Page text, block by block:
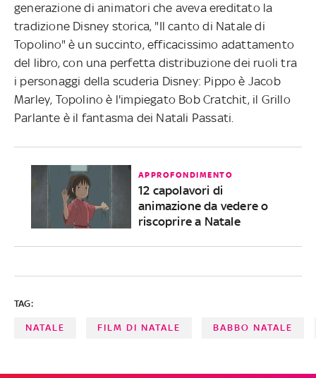
generazione di animatori che aveva ereditato la
tradizione Disney storica, "Il canto di Natale di
Topolino" è un succinto, efficacissimo adattamento
del libro, con una perfetta distribuzione dei ruoli tra
i personaggi della scuderia Disney: Pippo è Jacob
Marley, Topolino è l'impiegato Bob Cratchit, il Grillo
Parlante è il fantasma dei Natali Passati.
APPROFONDIMENTO
12 capolavori di
animazione da vedere o
riscoprire a Natale
TAG:
NATALE FILM DI NATALE BABBO NATALE